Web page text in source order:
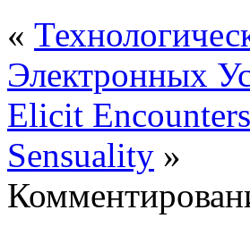
«
Электронных
Elicit
Sensuality »